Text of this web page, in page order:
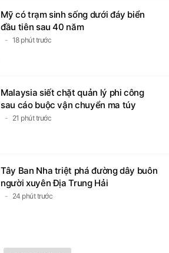
Mỹ có trạm sinh sống dưới đáy biển
đầu tiên sau 40 năm
18 phút trước
Malaysia siết chặt quản lý phi công
sau cáo buộc vận chuyển ma túy
21 phút trước
Tây Ban Nha triệt phá đường dây buôn
người xuyên Địa Trung Hải
24 phút trước